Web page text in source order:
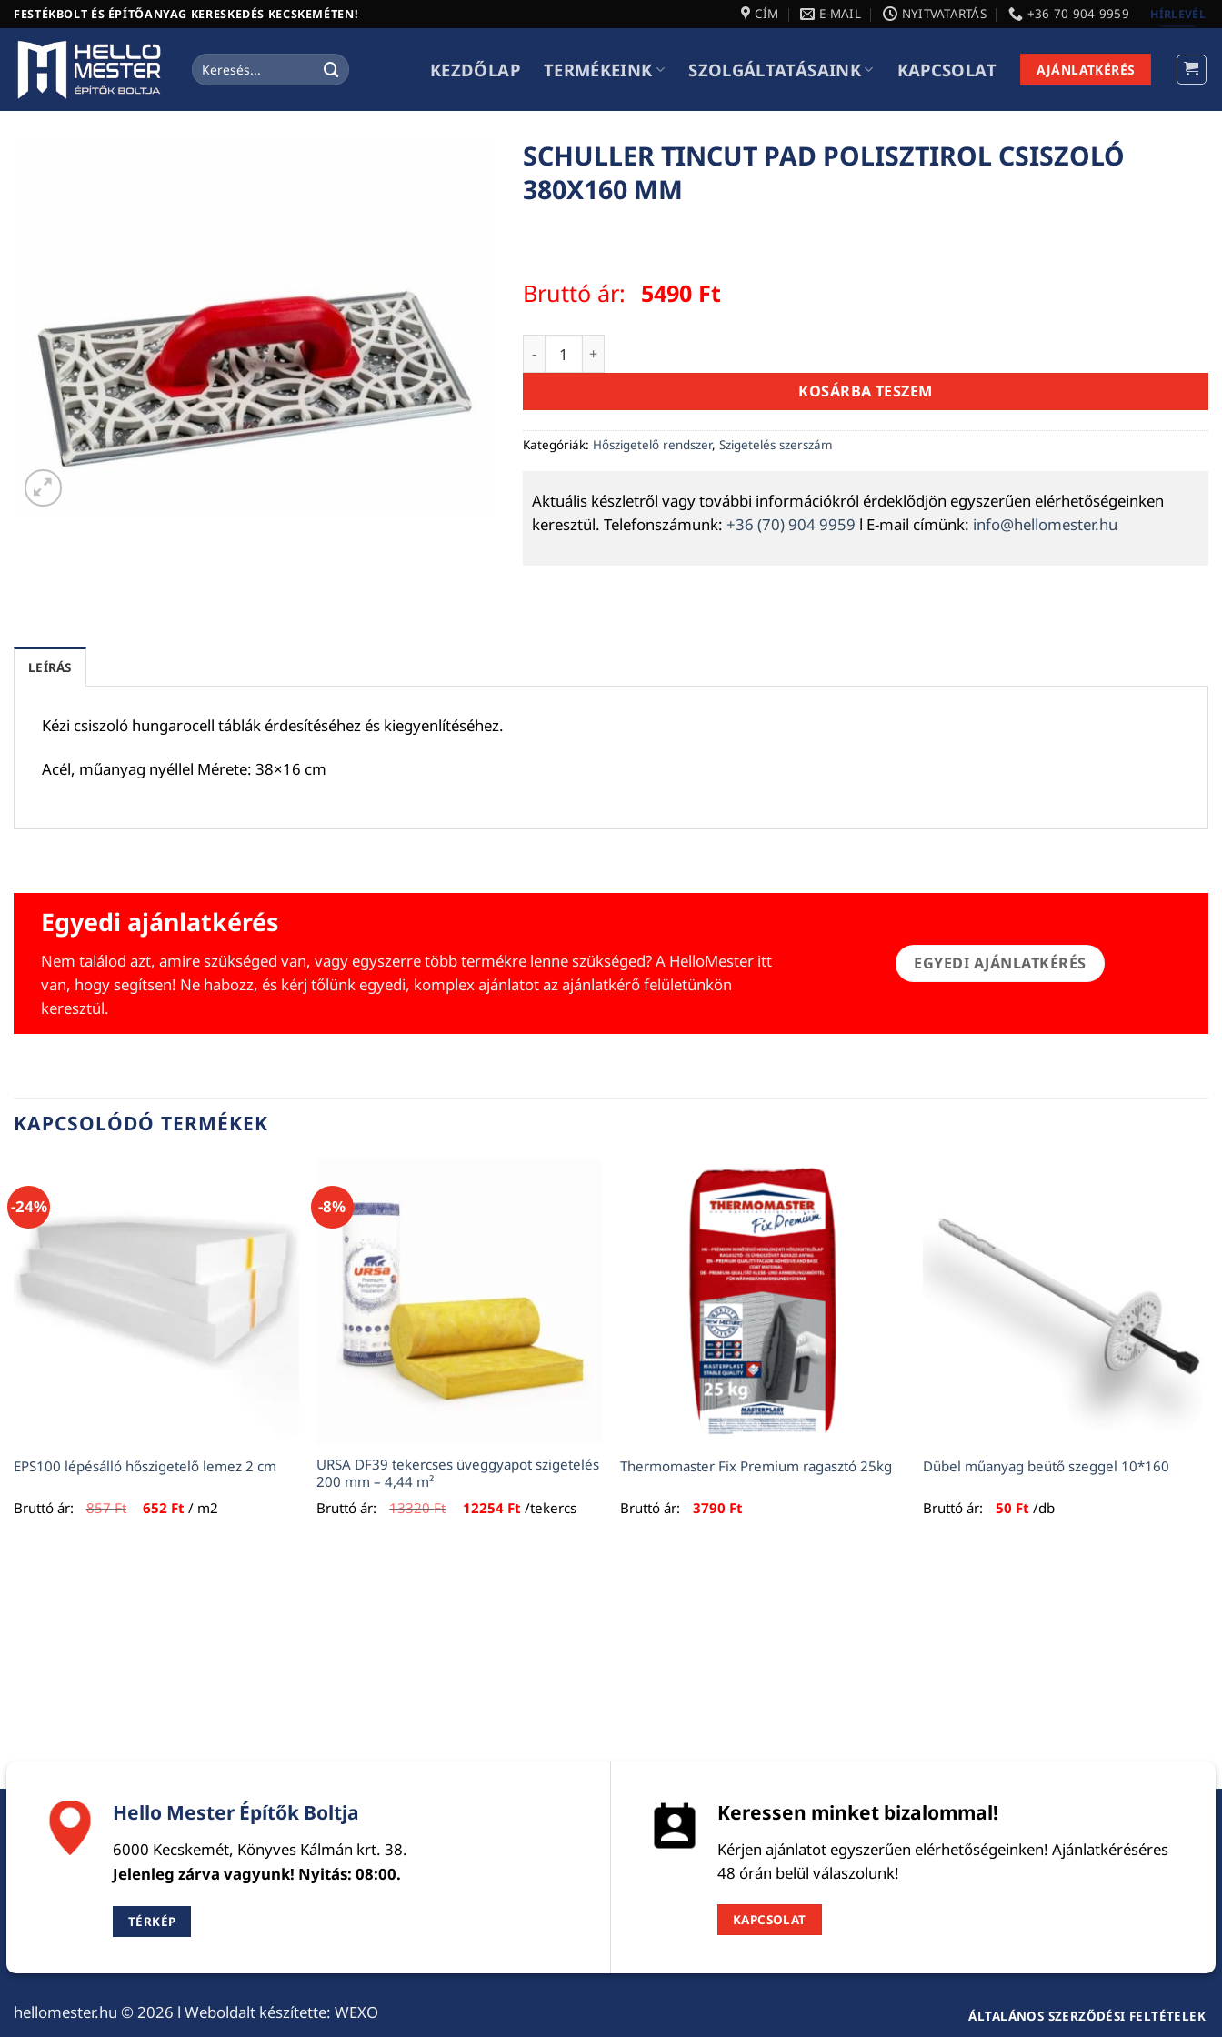
Skip
to
content
FESTÉKBOLT ÉS ÉPÍTŐANYAG KERESKEDÉS KECSKEMÉTEN! CÍM E-MAIL NYITVATARTÁS +36 70 904 9959 HÍRLEVÉL
Keresés
a
KEZDŐLAP TERMÉKEINK SZOLGÁLTATÁSAINK KAPCSOLAT AJÁNLATKÉRÉS
SCHULLER TINCUT PAD POLISZTIROL CSISZOLÓ
380X160 MM
Bruttó ár: 5490 Ft
SCHULLER TINCUT PAD POLISZTIROL CSISZOLÓ 380X160 MM mennyiség
KOSÁRBA TESZEM
Kategóriák: Hőszigetelő rendszer, Szigetelés szerszám
Aktuális készletről vagy további információkról érdeklődjön egyszerűen elérhetőségeinken
keresztül. Telefonszámunk: +36 (70) 904 9959 l E-mail címünk: info@hellomester.hu
LEÍRÁS
Kézi csiszoló hungarocell táblák érdesítéséhez és kiegyenlítéséhez.
Acél, műanyag nyéllel Mérete: 38×16 cm
Egyedi ajánlatkérés
Nem találod azt, amire szükséged van, vagy egyszerre több termékre lenne szükséged? A HelloMester itt
van, hogy segítsen! Ne habozz, és kérj tőlünk egyedi, komplex ajánlatot az ajánlatkérő felületünkön
keresztül.
EGYEDI AJÁNLATKÉRÉS
KAPCSOLÓDÓ TERMÉKEK
-24%
EPS100 lépésálló hőszigetelő lemez 2 cm
Bruttó ár: 857Ft Original
652 Ft Current
/ m2
-8%
URSA DF39 tekercses üveggyapot szigetelés
200 mm – 4,44 m²
Bruttó ár:
13320Ft Original
12254 FtCurrent
/tekercs
Thermomaster Fix Premium ragasztó 25kg
Bruttó ár: 3790 Ft
Dübel műanyag beütő szeggel 10*160
Bruttó ár: 50 Ft /db
Hello Mester Építők Boltja
6000 Kecskemét, Könyves Kálmán krt. 38.
Jelenleg zárva vagyunk! Nyitás: 08:00.
TÉRKÉP
Keressen minket bizalommal!
Kérjen ajánlatot egyszerűen elérhetőségeinken! Ajánlatkéréséres
48 órán belül válaszolunk!
KAPCSOLAT
hellomester.hu © 2026 l Weboldalt készítette: WEXO ÁLTALÁNOS SZERZŐDÉSI FELTÉTELEK